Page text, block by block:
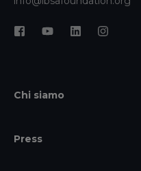
Chi siamo
Press